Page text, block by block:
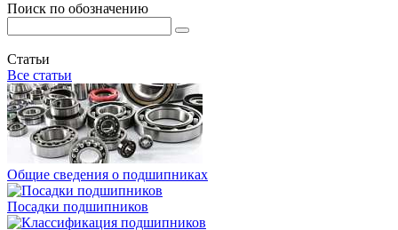
Поиск по обозначению
Статьи
Все статьи
Общие сведения о подшипниках
Посадки подшипников